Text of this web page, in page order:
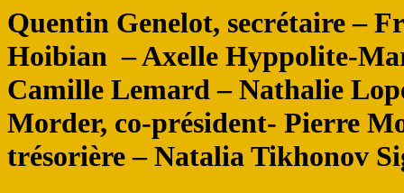
Quentin Genelot, secrétaire –
Hoibian – Axelle Hyppolite-
Camille Lemard – Nathalie
Morder, co-président- Pierre
trésorière – Natalia Tikhonov